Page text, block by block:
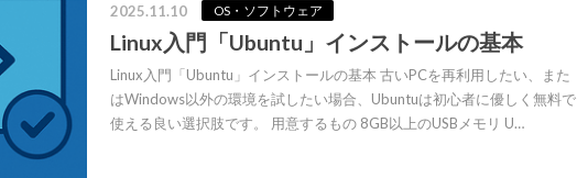
2025.11.10 OS・ソフトウェア
Linux入門「Ubuntu」インストールの基本
Linux入門「Ubuntu」インストールの基本 古いPCを再利用したい、また
はWindows以外の環境を試したい場合、Ubuntuは初心者に優しく無料で
使える良い選択肢です。 用意するもの 8GB以上のUSBメモリ U…